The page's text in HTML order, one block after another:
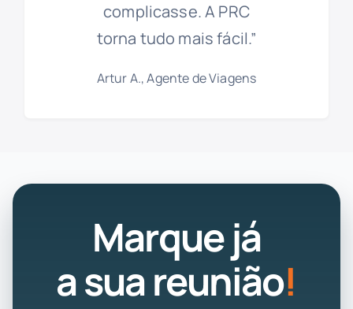
complicasse. A PRC
torna tudo mais fácil.”
Artur A., Agente de Viagens
Marque já
a sua reunião!